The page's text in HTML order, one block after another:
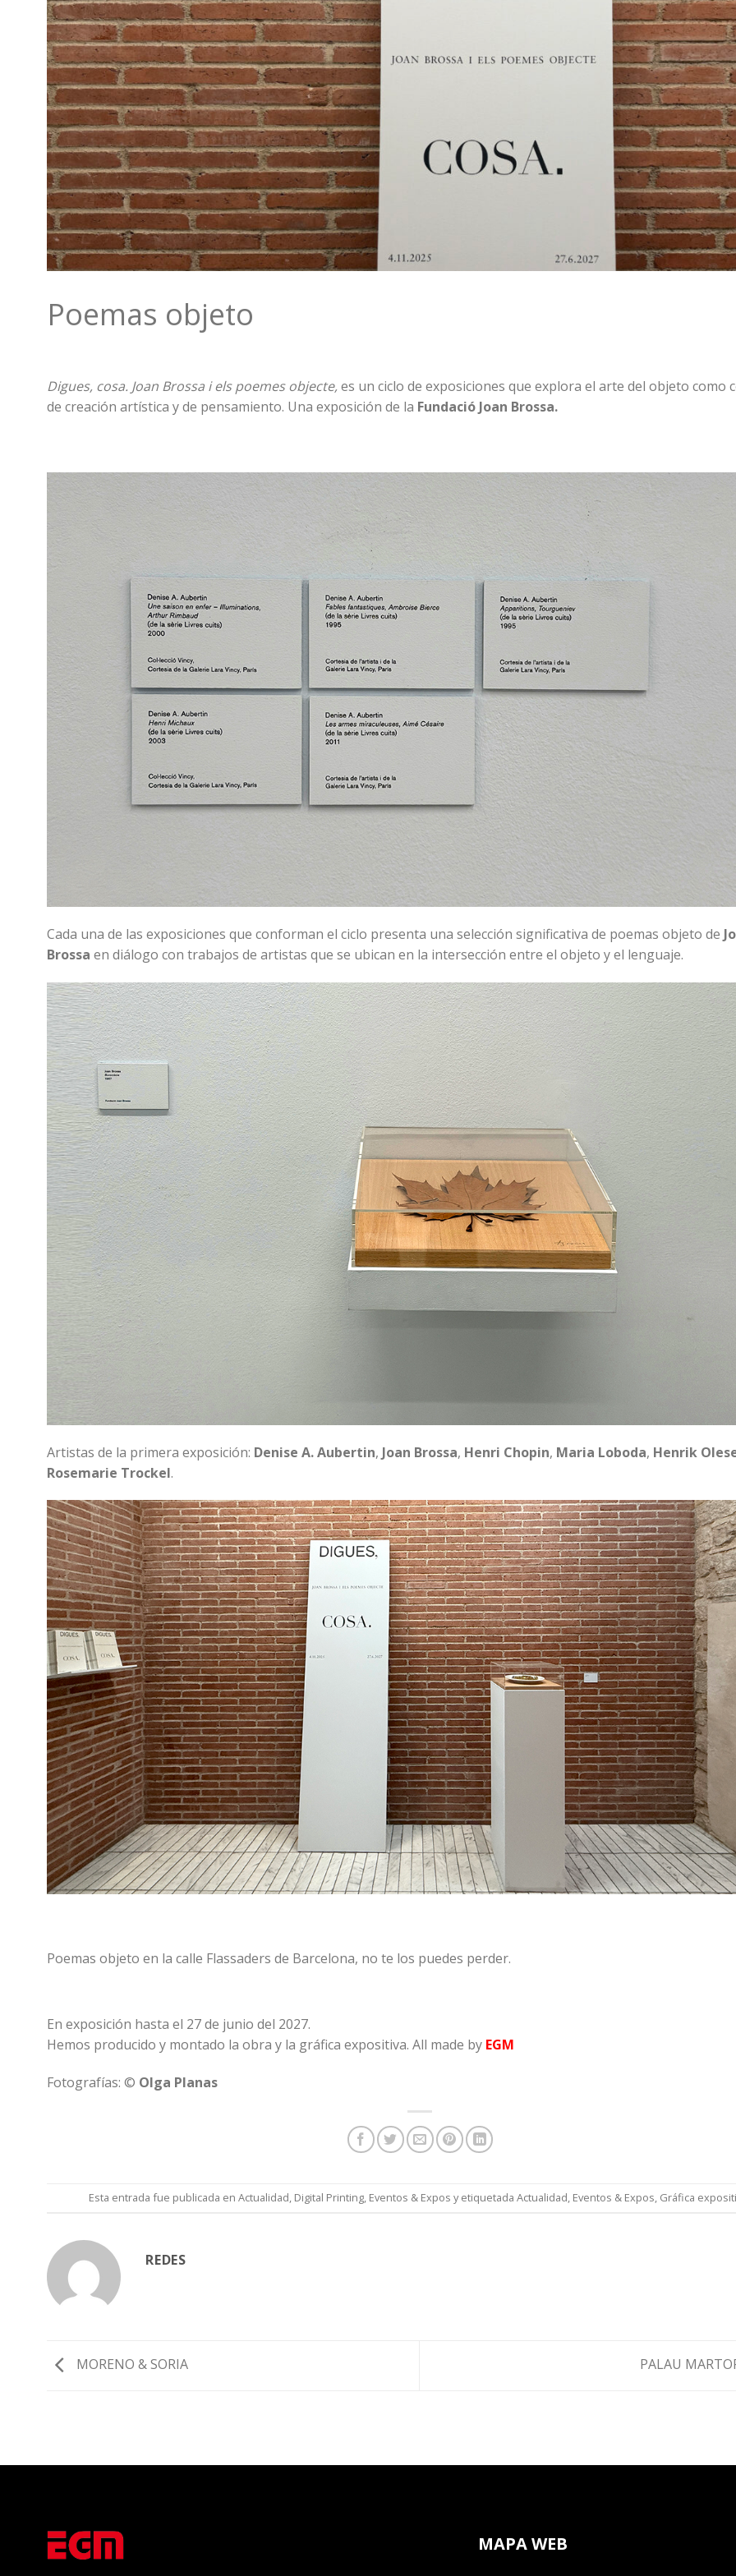
Poemas objeto
Digues, cosa. Joan Brossa i els poemes objecte,es un ciclo de exposiciones que explora el arte del objeto como
de creación artística y de pensamiento. Una exposición de la Fundació Joan Brossa.
Cada una de las exposiciones que conforman el ciclo presenta una selección significativa de poemas objeto de
Brossa en diálogo con trabajos de artistas que se ubican en la intersección entre el objeto y el lenguaje.
Artistas de la primera exposición: Denise A. Aubertin, Joan Brossa, Henri Chopin, Maria Loboda, Henrik
Rosemarie Trockel.
Poemas objeto en la calle Flassaders de Barcelona, no te los puedes perder.
En exposición hasta el 27 de junio del 2027.
Hemos producido y montado la obra y la gráfica expositiva. All made by EGM
Fotografías: © Olga Planas
Esta entrada fue publicada enActualidad, Digital Printing, Eventos & Expos y etiquetadaActualidad, Eventos & Expos, Gráfica
REDES
MORENO & SORIA PALAU
MAPA WEB